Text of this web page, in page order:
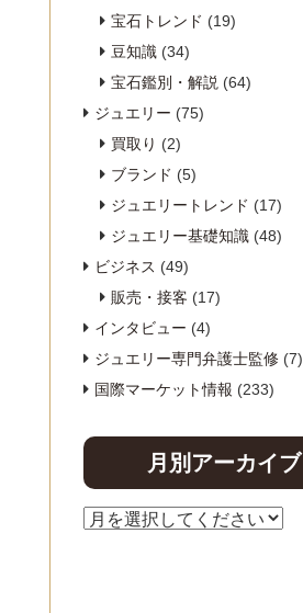
宝石トレンド (19)
豆知識 (34)
宝石鑑別・解説 (64)
ジュエリー (75)
買取り (2)
ブランド (5)
ジュエリートレンド (17)
ジュエリー基礎知識 (48)
ビジネス (49)
販売・接客 (17)
インタビュー (4)
ジュエリー専門弁護士監修 (7)
国際マーケット情報 (233)
月別アーカイブ